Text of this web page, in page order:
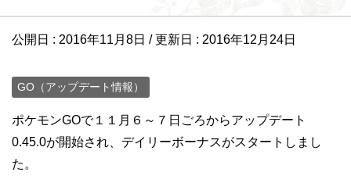
公開日 : 2016年11月8日 / 更新日 : 2016年12月24日
GO（アップデート情報）
ポケモンGOで１１月６～７日ごろからアップデート
0.45.0が開始され、デイリーボーナスがスタートしまし
た。